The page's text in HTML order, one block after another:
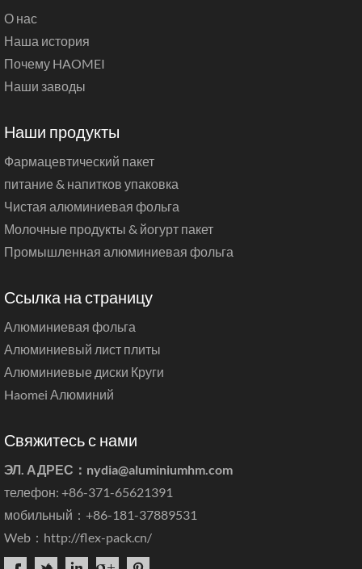
О нас
Наша история
Почему HAOMEI
Наши заводы
Наши продукты
Фармацевтический пакет
питание & напитков упаковка
Чистая алюминиевая фольга
Молочные продукты & йогурт пакет
Промышленная алюминиевая фольга
Ссылка на страницу
Алюминиевая фольга
Алюминиевый лист плиты
Алюминиевые диски Круги
Haomei Алюминий
Свяжитесь с нами
ЭЛ. АДРЕС： nydia@aluminiumhm.com
телефон: +86-371-65621391
мобильный：+86-181-37889531
Web： http://flex-pack.cn/